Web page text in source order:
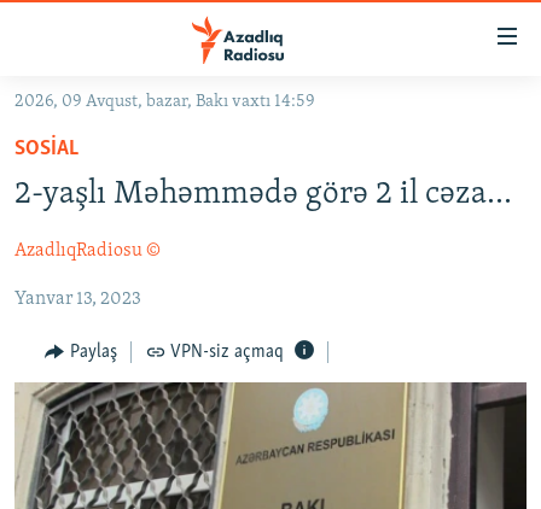
Əsas
qayıt
Əsas
naviqasiyaya
qayıt
keç
GÜNDƏM
#İZAHLA
KORRUPSIOMETR
#ƏSLINDƏ
FƏRQƏ BAX
QANUNI DOĞRU
ARAŞDIRMA
MULTIMEDIA
VIDEO
RADIO ARXIV
2026, 09 Avqust, bazar, Bakı vaxtı 14:59
SOSIAL
2-yaşlı Məhəmmədə görə 2 il cəza...
AzadlıqRadiosu ©
Yanvar 13, 2023
Paylaş VPN-siz açmaq